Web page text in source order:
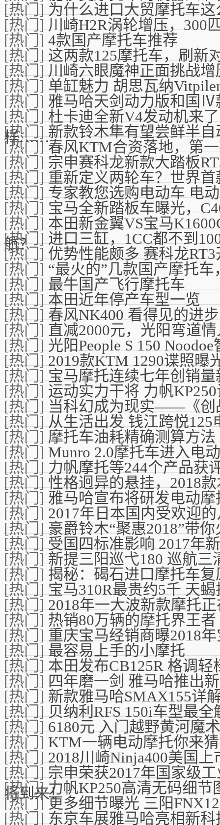
[热门]为什么进口大贸摩托车这
[热门]川崎H2R涡轮增压，300
[热门]4款国产摩托车推荐
[热门]这两款125摩托车，刷新
[热门]川崎六眼魔神正面挑战
[热门]单缸魅力 胡思瓦纳
[热门]雅马哈天剑动力版和国Ⅳ
[热门]杜卡迪全新V4发动机来
样……
[热门]新款铃木隼有望尝鲜半自
[热门]春风KTM合资落地，第
[热门]宗申赛科龙新款大踏板
[热门]重新定义两轮车？世界
[热门]专家教您选购电动车 电
[热门]宝马全新踏板车曝光，
[热门]本田新金翼VS宝马
航？
[热门]进口三缸，1CC都不到
[热门]优势性能颇多 赛科龙
[热门]“最火的”几款国产摩托
[热门]最牛国产飞行摩托车
[热门]本田近年停产车型一览
[热门]春风NK400 看得见的进步
[热门]直减2000元，光阳弯道
[热门]光阳People S 150
[热门]2019款KTM 1290谍照曝
[热门]宝马摩托连续七年创销量
[热门]运动实力干将 力帆
[热门]当科幻成为现实——《创
[热门]从生活出发 钱江跨悦125
[热门]摩托车油耗精确测算方法
[热门]Munro 2.0摩托车进入电
[热门]力帆摩托等244个产品获
[热门]性格迥异的悬挂，2018
[热门]雅马哈宣布将研发电动摩
[热门]2017年日本国内受欢迎
[热门]豪爵铃木“聚惠2018”带
[热门]受国四标准影响 2017年
[热门]新提三阳巡弋180 巡航三
[热门]揭秘：碣石进口摩托车复
[热门]宝马310R最贵约5千 天
[热门]2018年一大波新款摩托
[热门]热销80万辆的摩托界王
[热门]重庆宝马经销商曝2018
[热门]最容易上手的小摩托
[热门]本田发布CB125R 格调轻
[热门]四年磨一剑 雅马哈推出
[热门]新款雅马哈SMAX155详
[热门]贝纳利RFS 150i车型最全
[热门]6180元 入门越野黄河魔
[热门]KTM一辆电动摩托你来
[热门]2018川崎Ninja400美国
[热门]宗申荣获2017年国家级
将到来！
[热门]力帆KP250高清无码细节
[热门]更多细节曝光 三阳
[热门]东京车展雅马哈亮相新